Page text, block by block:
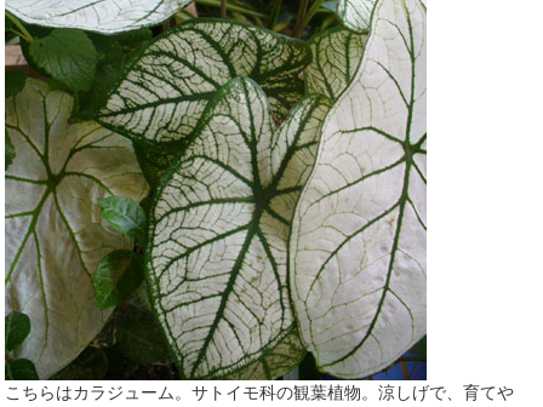
こちらはカラジューム。サトイモ科の観葉植物。涼しげで、育てや